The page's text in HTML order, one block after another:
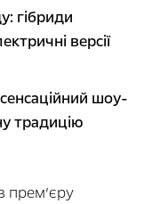
гібриди
версії
шоу-
традицію
прем’єру